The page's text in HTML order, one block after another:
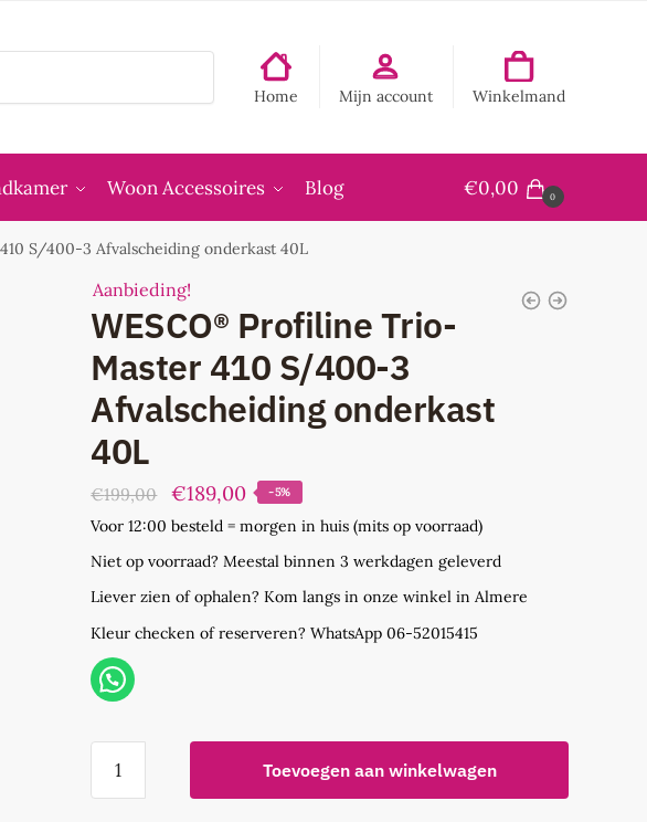
Home Mijn account Winkelmand
Woon Accessoires Blog €0,00 0
S/400-3 Afvalscheiding onderkast 40L
Aanbieding!
WESCO® Profiline Trio-
Master 410 S/400-3
Afvalscheiding onderkast
40L
€199,00
Oorspronkelijke
prijs
was:
€199,00.
€189,00Huidige
prijs
is:
€189,00.
-5%
Voor 12:00 besteld = morgen in huis (mits op voorraad)
Niet op voorraad? Meestal binnen 3 werkdagen geleverd
Liever zien of ophalen? Kom langs in onze winkel in Almere
Kleur checken of reserveren? WhatsApp 06-52015415
Profiline
Toevoegen aan winkelwagen